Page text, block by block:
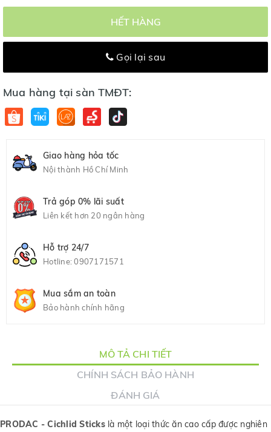
HẾT HÀNG
Gọi lại sau
Mua hàng tại sàn TMĐT:
Giao hàng hỏa tốc
Nội thành Hồ Chí Minh
Trả góp 0% lãi suất
Liên kết hơn 20 ngân hàng
Hỗ trợ 24/7
Hotline:0907171571
Mua sắm an toàn
Bảo hành chính hãng
MÔ TẢ CHI TIẾT
CHÍNH SÁCH BẢO HÀNH
ĐÁNH GIÁ
PRODAC - Cichlid Stickslà một loại thức ăn cao cấp được nghiên